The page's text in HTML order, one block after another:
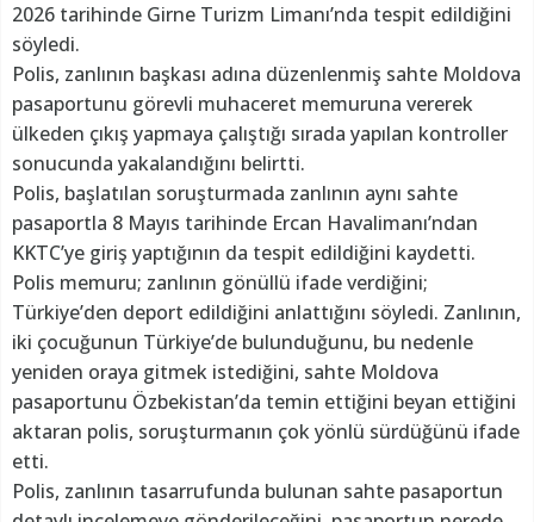
2026 tarihinde Girne Turizm Limanı’nda tespit edildiğini
söyledi.
Polis, zanlının başkası adına düzenlenmiş sahte Moldova
pasaportunu görevli muhaceret memuruna vererek
ülkeden çıkış yapmaya çalıştığı sırada yapılan kontroller
sonucunda yakalandığını belirtti.
Polis, başlatılan soruşturmada zanlının aynı sahte
pasaportla 8 Mayıs tarihinde Ercan Havalimanı’ndan
KKTC’ye giriş yaptığının da tespit edildiğini kaydetti.
Polis memuru; zanlının gönüllü ifade verdiğini;
Türkiye’den deport edildiğini anlattığını söyledi. Zanlının,
iki çocuğunun Türkiye’de bulunduğunu, bu nedenle
yeniden oraya gitmek istediğini, sahte Moldova
pasaportunu Özbekistan’da temin ettiğini beyan ettiğini
aktaran polis, soruşturmanın çok yönlü sürdüğünü ifade
etti.
Polis, zanlının tasarrufunda bulunan sahte pasaportun